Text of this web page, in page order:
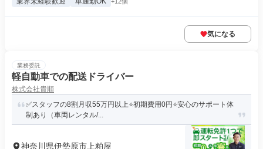
気になる
業務委託
軽自動車での配送ドライバー
株式会社貴順
✅スタッフの8割月収55万円以上⭐️初期費用0円⭐️安心のサポート体
制あり（車両レンタル/...
神奈川県伊勢原市上粕屋